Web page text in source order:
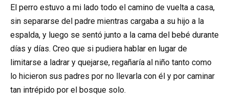
El perro estuvo a mi lado todo el camino de vuelta a casa,
sin separarse del padre mientras cargaba a su hijo a la
espalda, y luego se sentó junto a la cama del bebé durante
días y días. Creo que si pudiera hablar en lugar de
limitarse a ladrar y quejarse, regañaría al niño tanto como
lo hicieron sus padres por no llevarla con él y por caminar
tan intrépido por el bosque solo.